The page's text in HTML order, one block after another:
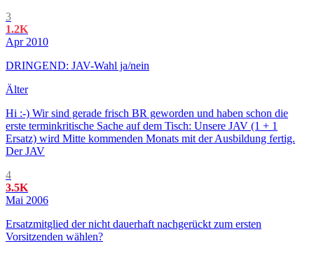
3
1.2K
Apr 2010
DRINGEND: JAV-Wahl ja/nein
Älter
Hi :-) Wir sind gerade frisch BR geworden und haben schon die
erste terminkritische Sache auf dem Tisch: Unsere JAV (1 + 1
Ersatz) wird Mitte kommenden Monats mit der Ausbildung fertig.
Der JAV
4
3.5K
Mai 2006
Ersatzmitglied der nicht dauerhaft nachgerückt zum ersten
Vorsitzenden wählen?